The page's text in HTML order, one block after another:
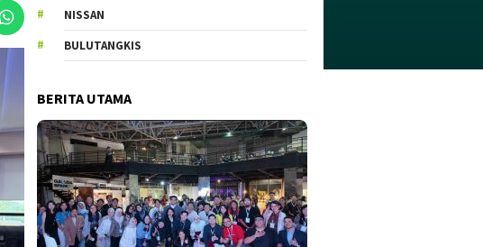
NISSAN
BULUTANGKIS
BERITA UTAMA